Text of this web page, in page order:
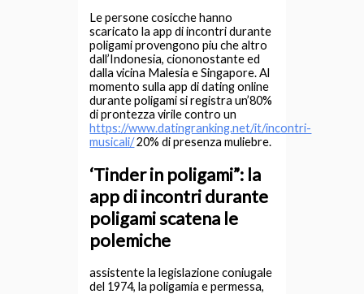
Le persone cosicche hanno
scaricato la app di incontri durante
poligami provengono piu che altro
dall’Indonesia, ciononostante ed
dalla vicina Malesia e Singapore. Al
momento sulla app di dating online
durante poligami si registra un’80%
di prontezza virile contro un
https://www.datingranking.net/it/incontri-
musicali/20% di presenza muliebre.
‘Tinder in poligami”: la
app di incontri durante
poligami scatena le
polemiche
assistente la legislazione coniugale
del 1974, la poligamia e permessa,